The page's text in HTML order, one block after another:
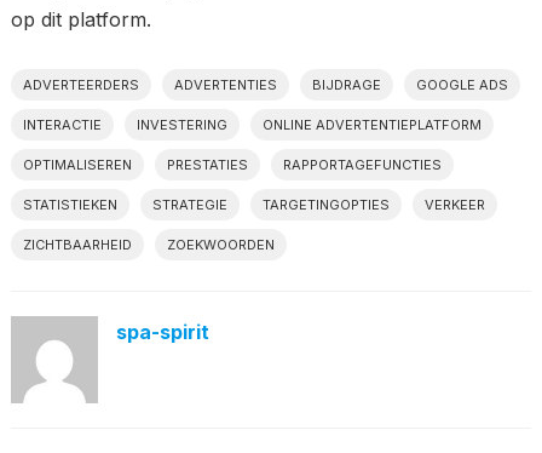
op dit platform.
ADVERTEERDERS ADVERTENTIES BIJDRAGE GOOGLE ADS
INTERACTIE INVESTERING ONLINE ADVERTENTIEPLATFORM
OPTIMALISEREN PRESTATIES RAPPORTAGEFUNCTIES
STATISTIEKEN STRATEGIE TARGETINGOPTIES VERKEER
ZICHTBAARHEID ZOEKWOORDEN
spa-spirit